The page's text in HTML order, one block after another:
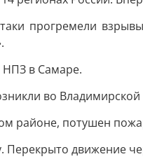
прогремели
НПЗ в Самаре.
во
районе, потушен
Перекрыто движение